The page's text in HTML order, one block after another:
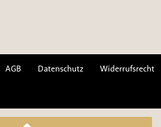
AGB Datenschutz Widerrufsrecht